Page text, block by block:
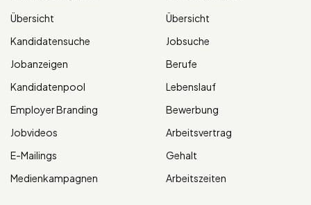
Übersicht
Kandidatensuche
Jobanzeigen
Kandidatenpool
Employer Branding
Jobvideos
E-Mailings
Medienkampagnen
Übersicht
Jobsuche
Berufe
Lebenslauf
Bewerbung
Arbeitsvertrag
Gehalt
Arbeitszeiten